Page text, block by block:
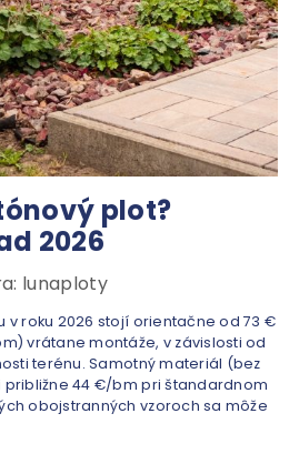
plot?
2026
lunaploty
v roku 2026 stojí orientačne od 73 €
vrátane montáže, v závislosti od
terénu. Samotný materiál (bez
44 €/bm pri štandardnom
obojstranných vzoroch sa môže